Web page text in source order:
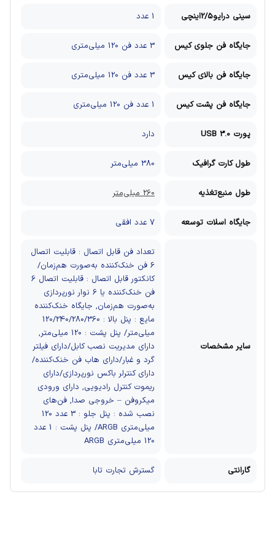
سینی درایو2/5اینچی 1 عدد
جایگاه فن جلوی کیس 3 عدد فن 120 میلی‌متری
جایگاه فن بالای کیس 3 عدد فن 120 میلی‌متری
جایگاه فن پشت کیس 1 عدد فن 120 میلی‌متری
پورت USB 3.0 دارد
طول کارت گرافیک 380 میلی‌متر
طول منبع‌تغذیه 260 میلی‌متر
جایگاه اسلات توسعه 7 عدد افقی
سایر مشخصات
تعداد فن قابل اتصال : قابلیت اتصال
6 فن خنک‌کننده به‌صورت هم‌زمان/
کانکتور قابل اتصال : قابلیت اتصال 6
فن خنک‌کننده یا 6 نوار نورپردازی
به‌صورت هم‌زمان, جایگاه خنک‌کننده
مایع : پنل بالا : 120/240/280/360
میلی‌متر/ پنل پشت : 120 میلی‌متر,
دارای مدیریت نصب کابل/دارای فیلتر
گرد و غبار/دارای هاب فن خنک‌کننده/
دارای کنترلر باکس نورپردازی/دارای
ریموت کنترل رادیویی, دارای ورودی
میکروفن – خروجی صدا, فن‌های
نصب شده : پنل جلو : 3 عدد 120
میلی‌متری ARGB/ پنل پشت : 1 عدد
120 میلی‌متری ARGB
گارانتی گسترش تجارت تابا